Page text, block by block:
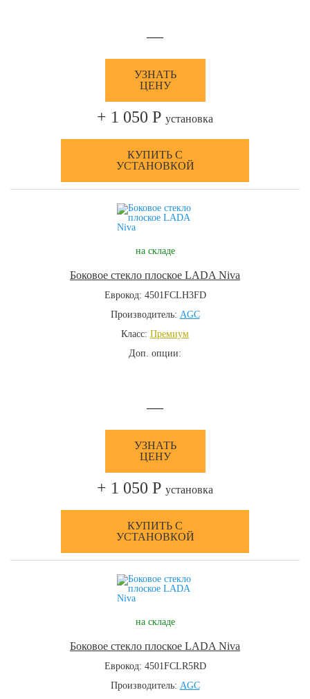
—
УЗНАТЬ
ЦЕНУ
+ 1 050 Р установка
КУПИТЬ С
УСТАНОВКОЙ
на складе
Боковое стекло плоское LADA Niva
Еврокод: 4501FCLH3FD
Производитель: AGC
Класс: Премиум
Доп. опции:
—
УЗНАТЬ
ЦЕНУ
+ 1 050 Р установка
КУПИТЬ С
УСТАНОВКОЙ
на складе
Боковое стекло плоское LADA Niva
Еврокод: 4501FCLR5RD
Производитель: AGC